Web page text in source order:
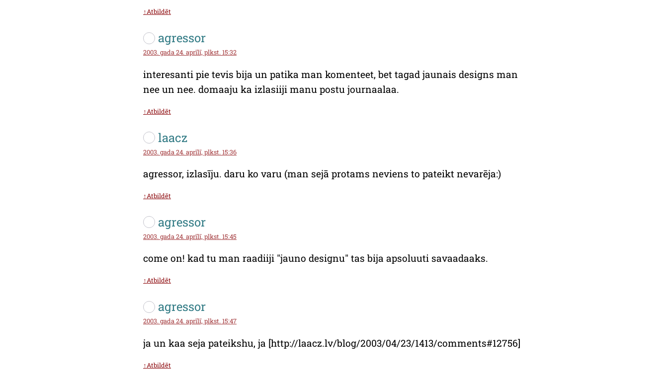
↑Atbildēt
agressor
2003. gada 24. aprīlī, plkst. 15:32
interesanti pie tevis bija un patika man komenteet, bet tagad jaunais designs man
nee un nee. domaaju ka izlasiiji manu postu journaalaa.
↑Atbildēt
laacz
2003. gada 24. aprīlī, plkst. 15:36
agressor, izlasīju. daru ko varu (man sejā protams neviens to pateikt nevarēja:)
↑Atbildēt
agressor
2003. gada 24. aprīlī, plkst. 15:45
come on! kad tu man raadiiji "jauno designu" tas bija apsoluuti savaadaaks.
↑Atbildēt
agressor
2003. gada 24. aprīlī, plkst. 15:47
ja un kaa seja pateikshu, ja [http://laacz.lv/blog/2003/04/23/1413/comments#12756]
↑Atbildēt